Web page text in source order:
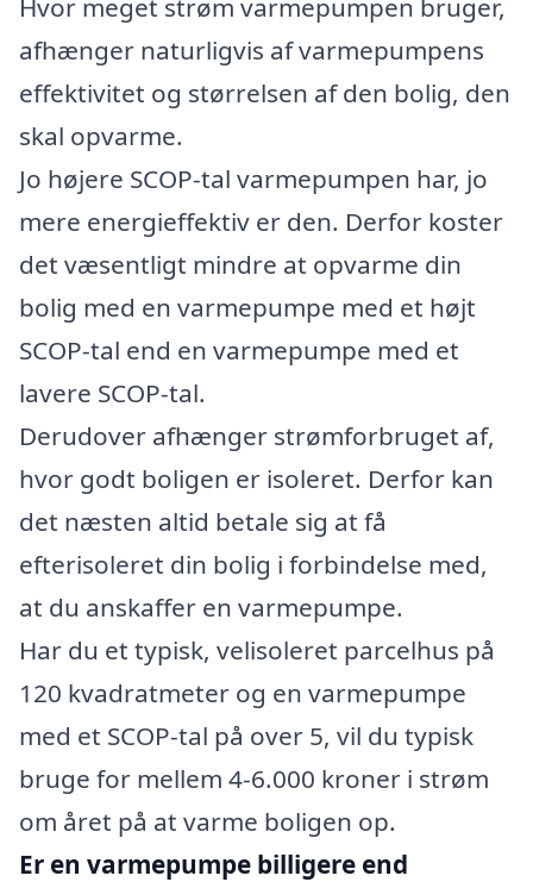
Hvor meget strøm varmepumpen bruger,
afhænger naturligvis af varmepumpens
effektivitet og størrelsen af den bolig, den
skal opvarme.
Jo højere SCOP-tal varmepumpen har, jo
mere energieffektiv er den. Derfor koster
det væsentligt mindre at opvarme din
bolig med en varmepumpe med et højt
SCOP-tal end en varmepumpe med et
lavere SCOP-tal.
Derudover afhænger strømforbruget af,
hvor godt boligen er isoleret. Derfor kan
det næsten altid betale sig at få
efterisoleret din bolig i forbindelse med,
at du anskaffer en varmepumpe.
Har du et typisk, velisoleret parcelhus på
120 kvadratmeter og en varmepumpe
med et SCOP-tal på over 5, vil du typisk
bruge for mellem 4-6.000 kroner i strøm
om året på at varme boligen op.
Er en varmepumpe billigere end